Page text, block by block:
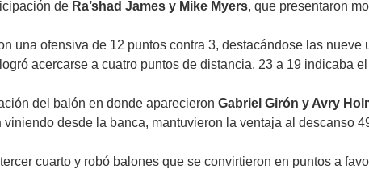
de Ra’shad James y Mike Myers, que presentaron
una ofensiva de 12 puntos contra 3, destacándose las nueve
acercarse a cuatro puntos de distancia, 23 a 19 indicaba
del balón en donde aparecieron Gabriel Girón y Avry
viniendo desde la banca, mantuvieron la ventaja al descanso
cuarto y robó balones que se convirtieron en puntos a